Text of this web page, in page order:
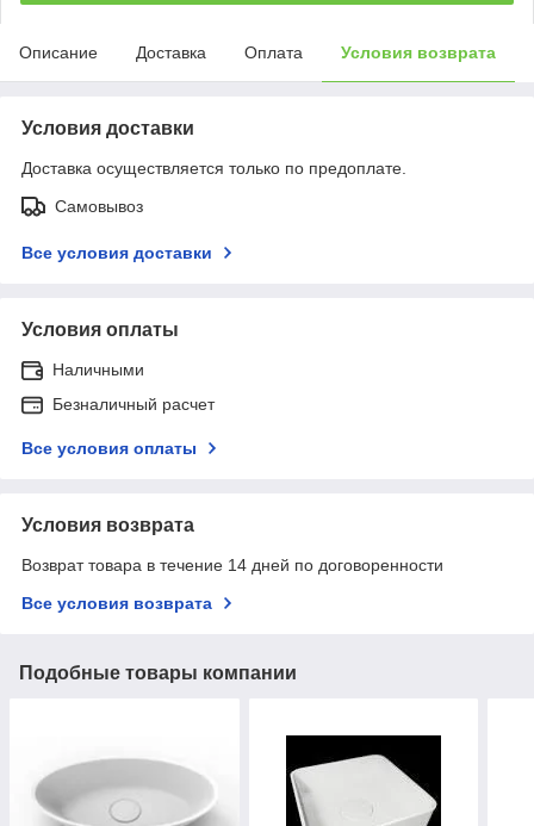
Описание Доставка Оплата Условия возврата
Условия доставки
Доставка осуществляется только по предоплате.
Самовывоз
Все условия доставки
Условия оплаты
Наличными
Безналичный расчет
Все условия оплаты
Условия возврата
Возврат товара в течение 14 дней по договоренности
Все условия возврата
Подобные товары компании